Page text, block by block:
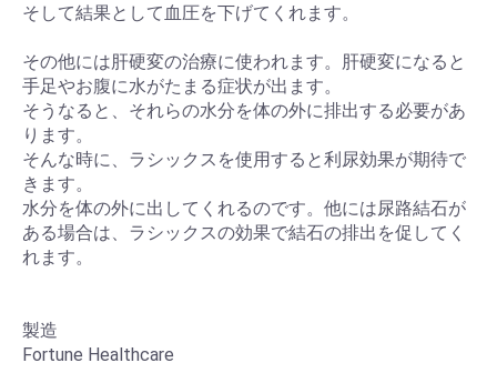
お買い物を続ける カートへ進む
そして結果として血圧を下げてくれます。
その他には肝硬変の治療に使われます。肝硬変になると
手足やお腹に水がたまる症状が出ます。
そうなると、それらの水分を体の外に排出する必要があ
ります。
そんな時に、ラシックスを使用すると利尿効果が期待で
きます。
水分を体の外に出してくれるのです。他には尿路結石が
ある場合は、ラシックスの効果で結石の排出を促してく
れます。
製造
Fortune Healthcare